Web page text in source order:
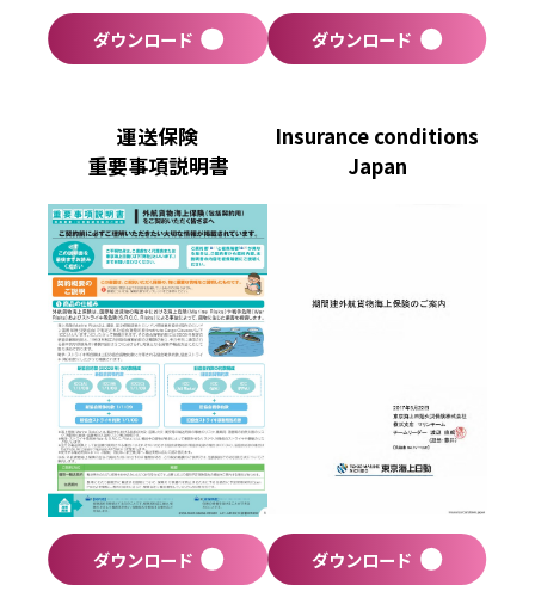
ダウンロード ダウンロード
運送保険
重要事項説明書
ダウンロード
Insurance conditions
Japan
ダウンロード